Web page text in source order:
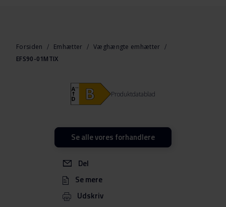
Forsiden Emhætter
Væghængte emhætter
EFS90-01MTIX
Del
Se mere
Udskriv
Produktdatablad
Se alle vores forhandlere